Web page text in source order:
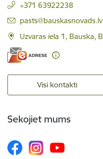
+371 63922238
E-pasts:
pasts@bauskasnovads.lv
Uzvaras iela 1, Bauska,
Visi kontakti
Sekojiet mums